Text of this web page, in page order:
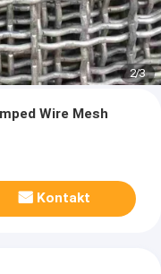
2/3
Wire Mesh
Kontakt